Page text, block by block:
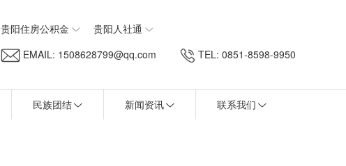
贵阳住房公积金
贵阳人社通
EMAIL: 1508628799@qq.com
TEL: 0851-8598-9950
民族团结 新闻资讯 联系我们